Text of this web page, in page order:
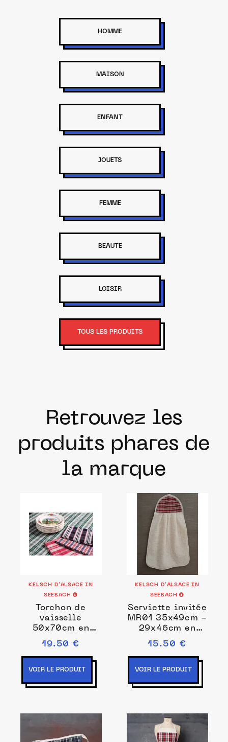
HOMME
MAISON
ENFANT
JOUETS
FEMME
BEAUTE
LOISIR
TOUS LES PRODUITS
Retrouvez les
produits phares de
la marque
KELSCH D’ALSACE IN
SEEBACH
Torchon de
vaisselle
50x70cm en
Kelsch MR07
19.50 €
VOIR LE PRODUIT
KELSCH D’ALSACE IN
SEEBACH
Serviette invitée
MR01 35x49cm -
29x46cm en
kelsch et éponge
15.50 €
VOIR LE PRODUIT